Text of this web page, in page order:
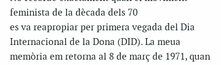
feminista de la dècada dels 70
es va reapropiar per primera vegada del Dia
Internacional de la Dona (DID). La meua
memòria em retorna al 8 de març de 1971, quan